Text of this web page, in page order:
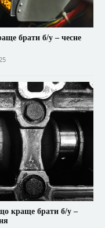
брати б/у – чесне
краще брати б/у –